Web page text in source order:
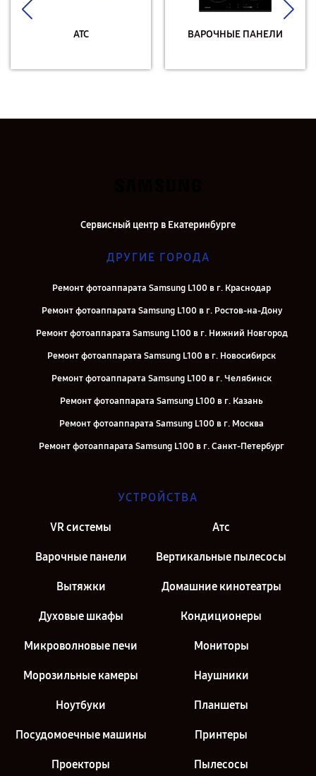
АТС ВАРОЧНЫЕ ПАНЕЛИ
Сервисный центр в Екатеринбурге
ДРУГИЕ ГОРОДА
Ремонт фотоаппарата Samsung L100 в г. Краснодар
Ремонт фотоаппарата Samsung L100 в г. Ростов-на-Дону
Ремонт фотоаппарата Samsung L100 в г. Нижний Новгород
Ремонт фотоаппарата Samsung L100 в г. Новосибирск
Ремонт фотоаппарата Samsung L100 в г. Челябинск
Ремонт фотоаппарата Samsung L100 в г. Казань
Ремонт фотоаппарата Samsung L100 в г. Москва
Ремонт фотоаппарата Samsung L100 в г. Санкт-Петербург
УСТРОЙСТВА
VR системы Атс
Варочные панели Вертикальные пылесосы
Вытяжки Домашние кинотеатры
Духовые шкафы Кондиционеры
Микроволновые печи Мониторы
Морозильные камеры Наушники
Ноутбуки Планшеты
Посудомоечные машины Принтеры
Проекторы Пылесосы